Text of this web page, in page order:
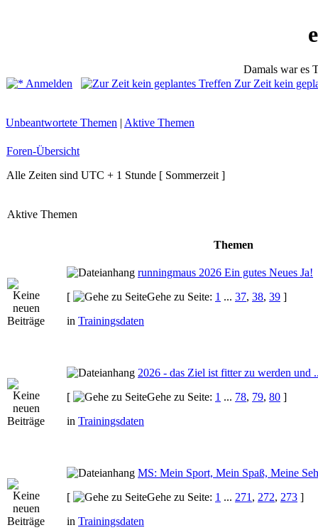
Damals war es
Anmelden
Zur Zeit kein
Unbeantwortete Themen | Aktive Themen
Foren-Übersicht
Alle Zeiten sind UTC + 1 Stunde [ Sommerzeit ]
Aktive Themen
Themen
runningmaus 2026 Ein gutes Neues Ja!
[
Gehe zu Seite: 1 ... 37, 38, 39 ]
in Trainingsdaten
2026 - das Ziel ist fitter zu werden und
[
Gehe zu Seite: 1 ... 78, 79, 80 ]
in Trainingsdaten
MS: Mein Sport, Mein Spaß, Meine
[
Gehe zu Seite: 1 ... 271 , 272, 273 ]
in Trainingsdaten